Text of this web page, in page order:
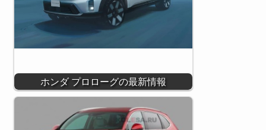
ホンダ プロローグの最新情報